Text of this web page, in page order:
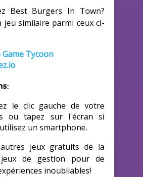
Best Burgers In Town?
jeu similaire parmi ceux ci-
Game Tycoon
le clic gauche de votre
ou tapez sur l'écran si
un smartphone.
jeux gratuits de la
de gestion pour de
inoubliables!